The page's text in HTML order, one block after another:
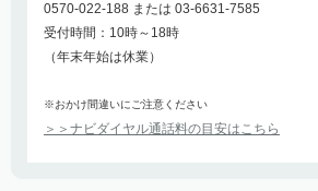
0570-022-188 または 03-6631-7585
受付時間：10時～18時
（年末年始は休業）
※おかけ間違いにご注意ください
＞＞ナビダイヤル通話料の目安はこちら